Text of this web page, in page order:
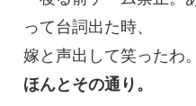
って台詞出た時、
嫁と声出して笑ったわ。
ほんとその通り。